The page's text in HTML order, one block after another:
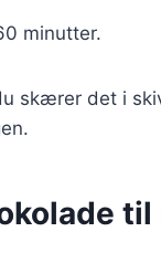
minutter.
skærer det i